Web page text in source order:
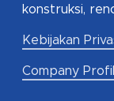
konstruksi,
Kebijakan
Company